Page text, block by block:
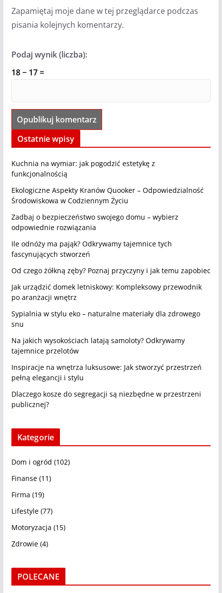
Zapamiętaj moje dane w tej przeglądarce podczas
pisania kolejnych komentarzy.
Podaj wynik (liczba):
18 − 17 =
Ostatnie wpisy
Kuchnia na wymiar: jak pogodzić estetykę z
funkcjonalnością
Ekologiczne Aspekty Kranów Quooker – Odpowiedzialność
Środowiskowa w Codziennym Życiu
Zadbaj o bezpieczeństwo swojego domu – wybierz
odpowiednie rozwiązania
Ile odnóży ma pająk? Odkrywamy tajemnice tych
fascynujących stworzeń
Od czego żółkną zęby? Poznaj przyczyny i jak temu zapobiec
Jak urządzić domek letniskowy: Kompleksowy przewodnik
po aranżacji wnętrz
Sypialnia w stylu eko – naturalne materiały dla zdrowego
snu
Na jakich wysokościach latają samoloty? Odkrywamy
tajemnice przelotów
Inspiracje na wnętrza luksusowe: Jak stworzyć przestrzeń
pełną elegancji i stylu
Dlaczego kosze do segregacji są niezbędne w przestrzeni
publicznej?
Kategorie
Dom i ogród (102)
Finanse(11)
Firma (19)
Lifestyle(77)
Motoryzacja (15)
Zdrowie(4)
POLECANE